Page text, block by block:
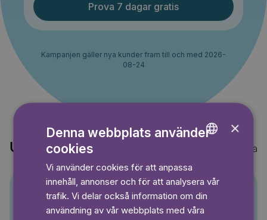
Prova 7 dagar gratis
Kampanjen gäller nya kunder fram till och med 2026-
08-24
Upptäck också Visa alla
×
Denna webbplats använder
cookies
Vi använder cookies för att anpassa
innehåll, annonser och för att analysera vår
trafik. Vi delar också information om din
användning av vår webbplats med våra